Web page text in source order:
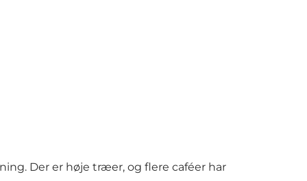
Der er høje træer, og flere caféer har